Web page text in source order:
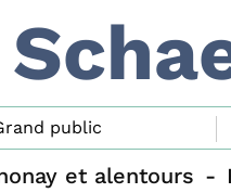
et alentours